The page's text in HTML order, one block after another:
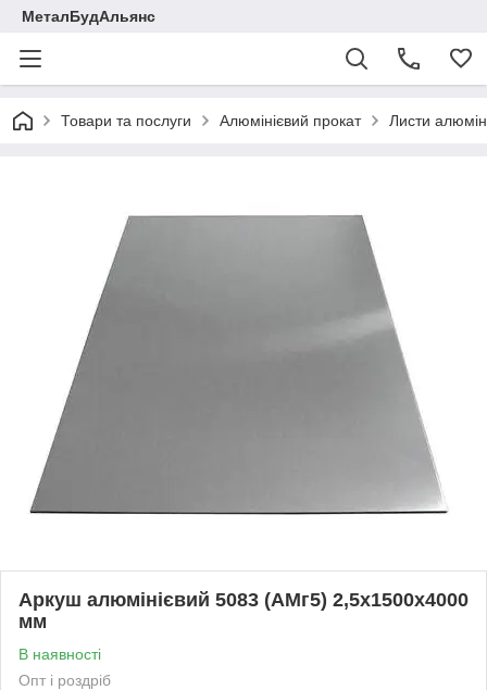
МеталБудАльянс
Товари та послуги Алюмінієвий прокат Листи
Аркуш алюмінієвий 5083 (АМг5) 2,5х1500х4000
мм
В наявності
Опт і роздріб